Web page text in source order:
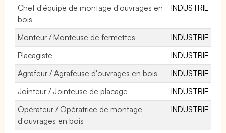
Chef d'équipe de montage d'ouvrages en
bois
INDUSTRIE
Monteur / Monteuse de fermettes
INDUSTRIE
Placagiste
INDUSTRIE
Agrafeur / Agrafeuse d'ouvrages en bois
INDUSTRIE
Jointeur / Jointeuse de placage
INDUSTRIE
Opérateur / Opératrice de montage
d'ouvrages en bois
INDUSTRIE